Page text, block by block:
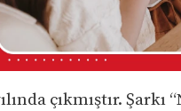
çıkmıştır. Şarkı